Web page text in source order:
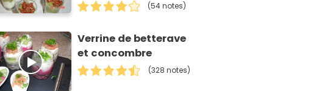
(54 notes)
Verrine de betterave
et concombre
(328 notes)